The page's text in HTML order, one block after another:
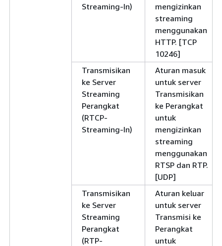
Streaming-In)
mengizinkan
streaming
menggunakan
HTTP. [TCP
10246]
Transmisikan
ke Server
Streaming
Perangkat
(RTCP-
Streaming-In)
Aturan masuk
untuk server
Transmisikan
ke Perangkat
untuk
mengizinkan
streaming
menggunakan
RTSP dan RTP.
[UDP]
Transmisikan
ke Server
Streaming
Perangkat
(RTP-
Aturan keluar
untuk server
Transmisi ke
Perangkat
untuk